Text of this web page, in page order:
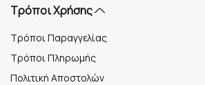
Τρόποι Χρήσης
Τρόποι Παραγγελίας
Τρόποι Πληρωμής
Πολιτική Αποστολών